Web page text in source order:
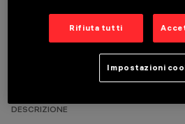
DATI TECNICI
ULTIMO AGGIORNAMENTO: 05/08/2026
DESCRIZIONE
Rifiuta tutti
Impostazioni